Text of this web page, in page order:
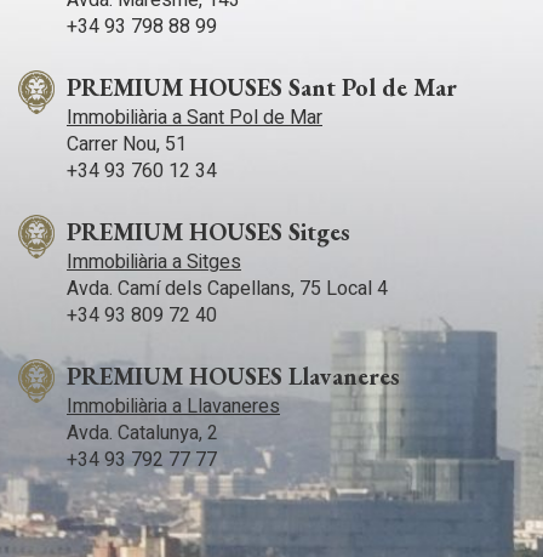
+34 93 798 88 99
PREMIUM HOUSES Sant Pol de Mar
Immobiliària a Sant Pol de Mar
Carrer Nou, 51
+34 93 760 12 34
PREMIUM HOUSES Sitges
Immobiliària a Sitges
Avda. Camí­ dels Capellans, 75 Local 4
+34 93 809 72 40
PREMIUM HOUSES Llavaneres
Immobiliària a Llavaneres
Avda. Catalunya, 2
+34 93 792 77 77